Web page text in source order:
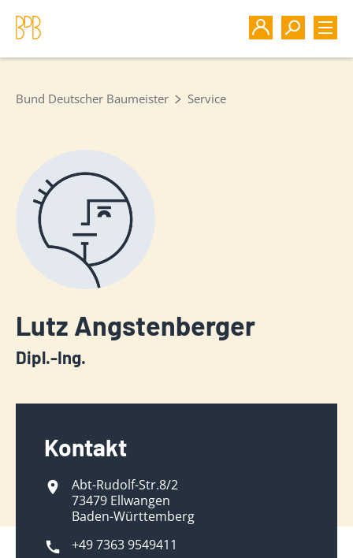
Bund Deutscher Baumeister Service
Lutz Angstenberger
Dipl.-Ing.
Kontakt
Abt-Rudolf-Str.8/2
73479 Ellwangen
Baden-Württemberg
+49 7363 9549411